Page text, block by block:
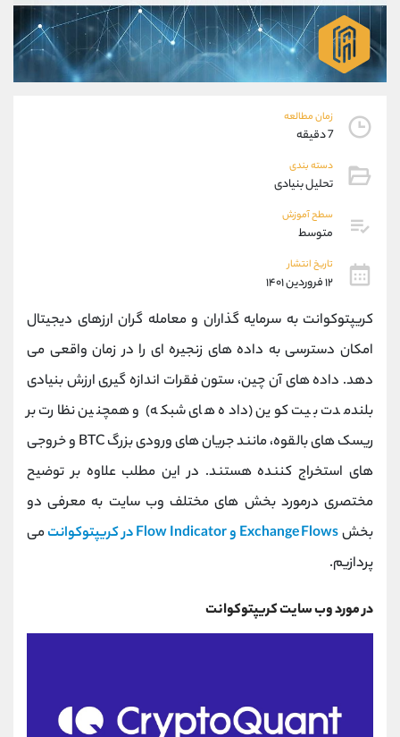
زمان مطالعه
7 دقیقه
دسته بندی
تحلیل بنیادی
سطح آموزش
متوسط
تاریخ انتشار
۱۲ فروردین ۱۴۰۱
کریپتوکوانت به سرمایه گذاران و معامله گران ارزهای دیجیتال
امکان دسترسی به داده های زنجیره ای را در زمان واقعی می
دهد. داده ‌های آن چین، ستون فقرات اندازه‌ گیری ارزش بنیادی
بلندمدت بیت ‌کوین (داده‌ های شبکه) و همچنین نظارت بر
ریسک‌ های بالقوه، مانند جریان‌ های ورودی بزرگ BTC و خروجی‌
های استخراج ‌کننده هستند. در این مطلب علاوه بر توضیح
مختصری درمورد بخش های مختلف وب سایت به معرفی دو
بخشExchange Flows و Flow Indicator در کریپتوکوانتمی
پردازیم.
در مورد وب سایت کریپتوکوانت
09927779040
واتساپ شروع گفتگو
تلگرام @Armteam_admin_por
داخلی 107
پشتیبان فروش
واتساپ
اطلاعات تماس (دفتر فروش)
تلفن 021-22021040
90001030
اینستاگرام @alireza.mehrabii
کانال تلگرام @alirezamehrabi_com
کانال بله @alirezamehrabi_official